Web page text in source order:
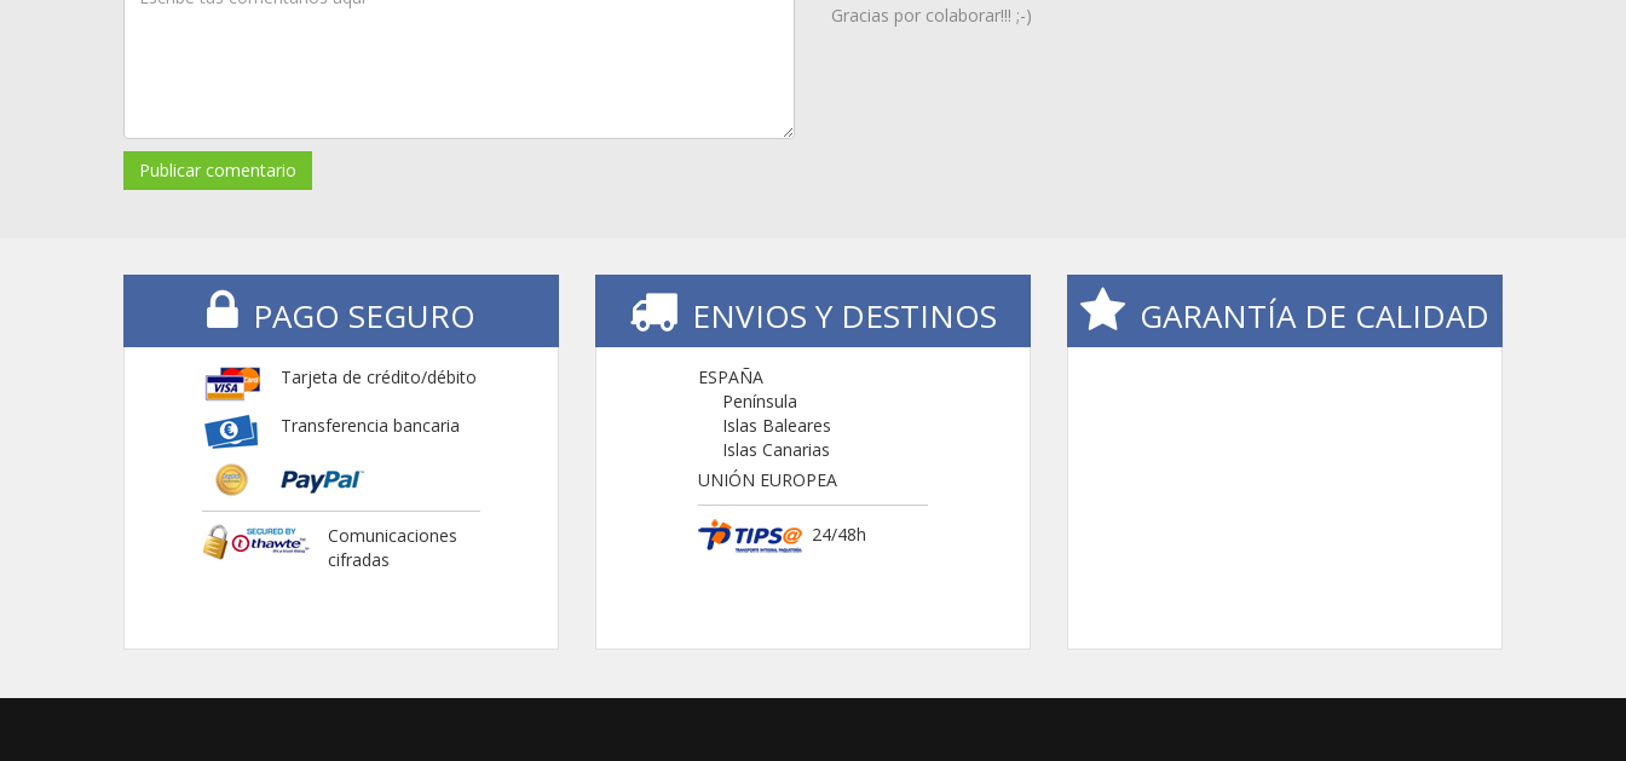
Publicar comentario
Gracias por colaborar!!! ;-)
PAGO SEGURO
Tarjeta de crédito/débito
Transferencia bancaria
Comunicaciones
cifradas
ENVIOS Y DESTINOS
ESPAÑA
Península
Islas Baleares
Islas Canarias
UNIÓN EUROPEA
24/48h
GARANTÍA DE CALIDAD